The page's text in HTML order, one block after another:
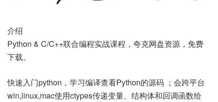
介绍
Python & C/C++联合编程实战课程，夸克网盘资源，免费
下载。
快速入门python，学习编译查看Python的源码 ；会跨平台
win,linux,mac使用ctypes传递变量、结构体和回调函数给